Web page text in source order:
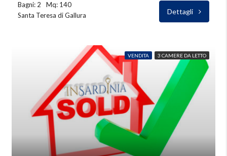
Bagni: 2
Mq: 140
Santa Teresa di Gallura
Dettagli
VENDITA 3 CAMERE DA LETTO